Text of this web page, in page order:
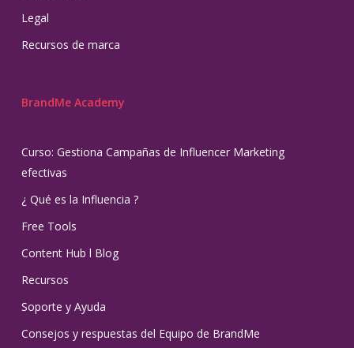
Legal
Recursos de marca
BrandMe Academy
Curso: Gestiona Campañas de Influencer Marketing
efectivas
¿ Qué es la Influencia ?
Free Tools
Content Hub l Blog
Recursos
Soporte y Ayuda
Consejos y respuestas del Equipo de BrandMe